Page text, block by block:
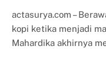
actasurya.com –
kopi ketika menjadi
Mahardika akhirnya